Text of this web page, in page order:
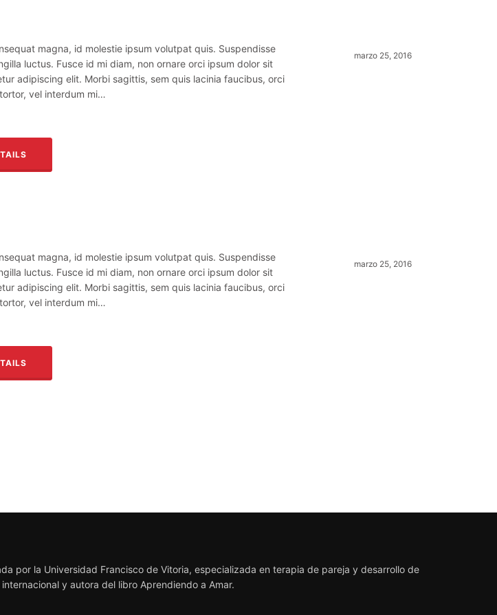
marzo 25, 2016
magna, id molestie ipsum volutpat quis. Suspendisse
luctus. Fusce id mi diam, non ornare orci ipsum dolor sit
adipiscing elit. Morbi sagittis, sem quis lacinia faucibus, orci
vel interdum mi…
marzo 25, 2016
magna, id molestie ipsum volutpat quis. Suspendisse
luctus. Fusce id mi diam, non ornare orci ipsum dolor sit
adipiscing elit. Morbi sagittis, sem quis lacinia faucibus, orci
vel interdum mi…
por la Universidad Francisco de Vitoria, especializada en terapia de pareja y desarrollo de
y autora del libro Aprendiendo a Amar.